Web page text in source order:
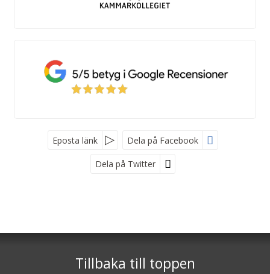
Eposta länk Dela på Facebook
Dela på Twitter
Telefon0771-800 300
Tillbaka till toppen